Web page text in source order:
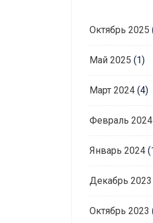
Октябрь 2025
Май 2025 (1)
Март 2024(4)
Февраль 2024
Январь 2024
Декабрь 2023
Октябрь 2023